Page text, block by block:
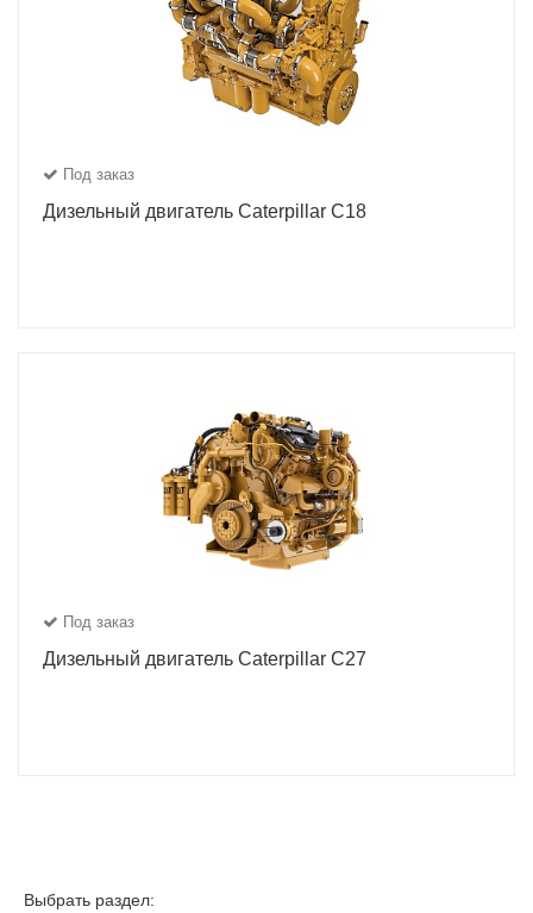
Под заказ
Дизельный двигатель Caterpillar C18
Под заказ
Дизельный двигатель Caterpillar C27
Выбрать раздел: